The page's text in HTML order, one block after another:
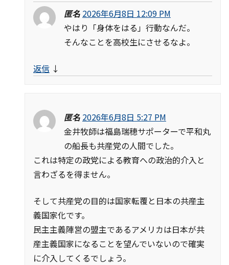
匿名 2026年6月8日 12:09 PM
やはり「身体をはる」行動なんだ。
そんなことを高校生にさせるなよ。
返信 ↓
匿名 2026年6月8日 5:27 PM
金井牧師は福島瑞穂サポーターで平和丸
の船長も共産党の人間でした。
これは特定の政党による教育への政治的介入と
言わざるを得ません。
そして共産党の目的は国家転覆と日本の共産主
義国家化です。
民主主義陣営の盟主であるアメリカは日本が共
産主義国家になることを望んでいないので確実
に介入してくるでしょう。